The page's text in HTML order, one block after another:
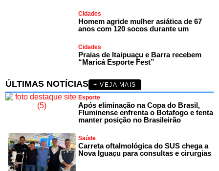
Cidades
Homem agride mulher asiática de 67
anos com 120 socos durante um
Cidades
Praias de Itaipuaçu e Barra recebem
“Maricá Esporte Fest”
ÚLTIMAS NOTÍCIAS
+ VEJA MAIS
Esporte
Após eliminação na Copa do Brasil,
Fluminense enfrenta o Botafogo e tenta
manter posição no Brasileirão
Saúde
Carreta oftalmológica do SUS chega a
Nova Iguaçu para consultas e cirurgias